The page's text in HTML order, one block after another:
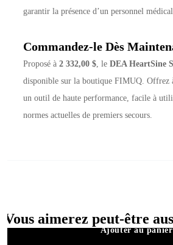
garantir la présence d’un personnel
Commandez-le Dès
Proposé à2 332,00 $ , leDEA HeartSine
disponible sur la boutique FIMUQ. Offrez
un outil de haute performance, facile à
normes actuelles de premiers secours.
Vous aimerez peut-être
Ajouter au panier